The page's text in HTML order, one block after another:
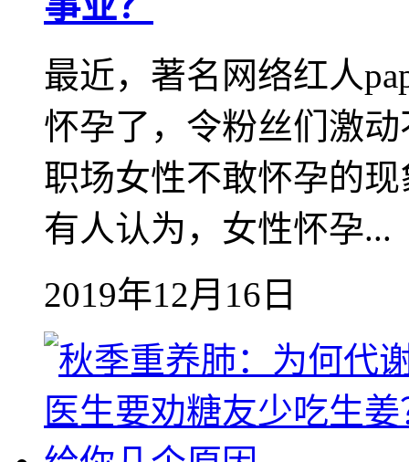
最近，著名网络红人
怀孕了，令粉丝们激
职场女性不敢怀孕的
有人认为，女性怀孕...
2019年12月16日